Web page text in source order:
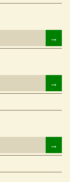
→
→
→